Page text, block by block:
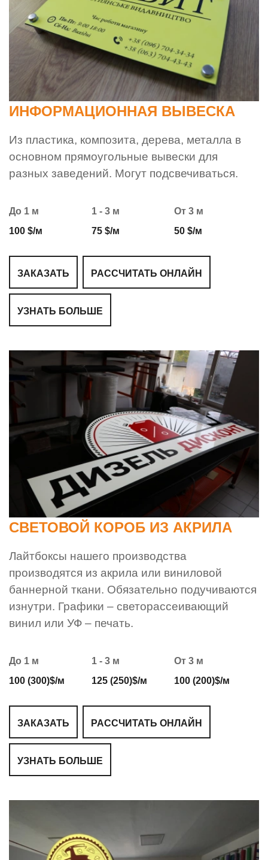
ИНФОРМАЦИОННАЯ ВЫВЕСКА
Из пластика, композита, дерева, металла в
основном прямоугольные вывески для
разных заведений. Могут подсвечиваться.
До 1 м
100 $/м
1 - 3 м
75 $/м
От 3 м
50 $/м
ЗАКАЗАТЬ РАССЧИТАТЬ ОНЛАЙН
УЗНАТЬ БОЛЬШЕ
СВЕТОВОЙ КОРОБ ИЗ АКРИЛА
Лайтбоксы нашего производства
производятся из акрила или виниловой
баннерной ткани. Обязательно подучиваются
изнутри. Графики – светорассеивающий
винил или УФ – печать.
До 1 м
100 (300)$/м
1 - 3 м
125 (250)$/м
От 3 м
100 (200)$/м
ЗАКАЗАТЬ РАССЧИТАТЬ ОНЛАЙН
УЗНАТЬ БОЛЬШЕ